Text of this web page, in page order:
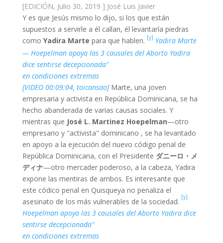
[EDICIÓN, Julio 30, 2019 ] José Luis Javier
Y es que Jesús mismo lo dijo, si los que están
supuestos a servirle a él callan, él levantaría piedras
como Yadira Marte para que hablen. [y] Yadira Marte
— Hoepelman apoya las 3 causales del Aborto Yadira
dice sentirse decepcionada"
en condiciones extremas
[VIDEO 00:09:04, toicansao]Marte, una joven
empresaria y activista en República Dominicana, se ha
hecho abanderada de varias causas sociales. Y
mientras que José L. Martinez Hoepelman—otro
empresario y "activista" dominicano , se ha levantado
en apoyo a la ejecución del nuevo código penal de
República Dominicana, con el Presidente ダニーロ・メ
ディナ—otro mercader poderoso, a la cabeza, Yadira
expone las mentiras de ambos. Es interesante que
este códico penal en Quisqueya no penaliza el
asesinato de los más vulnerables de la sociedad.
[y]
Hoepelman apoya las 3 causales del Aborto Yadira dice
sentirse decepcionada"
en condiciones extremas